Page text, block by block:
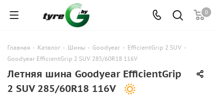
0
Главная - Каталог - Шины - Goodyear - EfficientGrip 2 SUV -
Goodyear EfficientGrip 2 SUV 285/60R18 116V
Летняя шина Goodyear EfficientGrip
2 SUV 285/60R18 116V